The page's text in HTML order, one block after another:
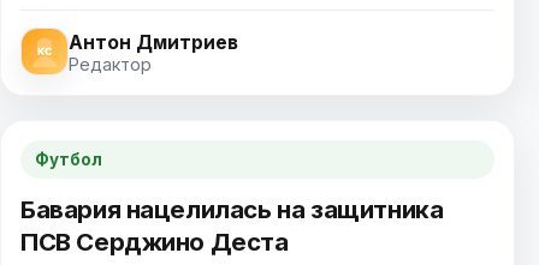
Антон Дмитриев
Редактор
Футбол
Бавария нацелилась на защитника
ПСВ Серджино Деста